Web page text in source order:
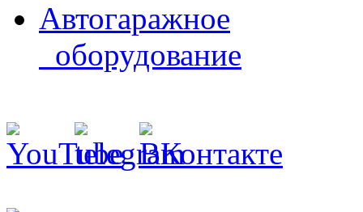
Автогаражное
оборудование